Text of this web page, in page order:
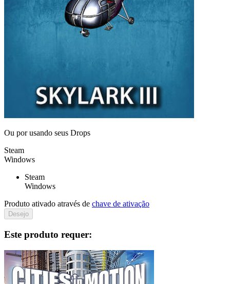
Ou porusando seus Drops
Steam
Windows
Steam
Windows
Produto ativado através de chave de ativação
Desejo
Este produto requer: